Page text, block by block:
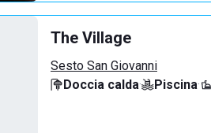
The Village
Sesto San Giovanni
Doccia calda· Piscina·